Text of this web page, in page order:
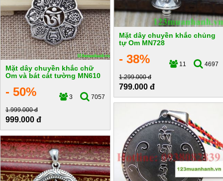
Mặt dây chuyền khắc chủng
tự Om MN728
- 38% 11
4697
1.299.000 đ
799.000 đ
Mặt dây chuyền khắc chữ
Om và bát cát tường MN610
- 50% 3
7057
1.999.000 đ
999.000 đ